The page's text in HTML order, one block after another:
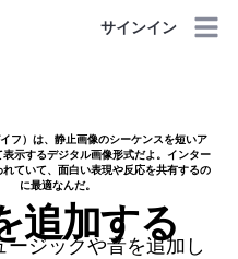
サインイン
フ）は、静止画像のシーケンスを短いア
表示するデジタル画像形式だよ。インター
ていて、面白い表現や反応を共有するの
に最適なんだ。
追加する
ジックや音を追加し